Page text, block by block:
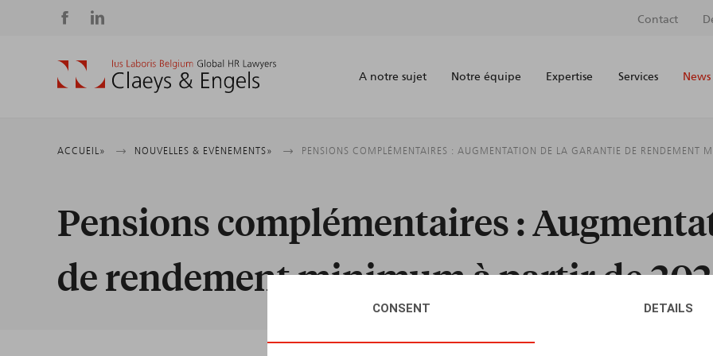
CONSENT DETAILS
Social
media
Contact
A notre sujet Notre équipe Expertise Services
Fil
d'Ariane
ACCUEIL NOUVELLES & EVÈNEMENTS PENSIONS COMPLÉMENTAIRES : AUGMENTATION DE LA GARANTIE DE RENDEMENT
Pensions complémentaires :
de rendement minimum à partir de